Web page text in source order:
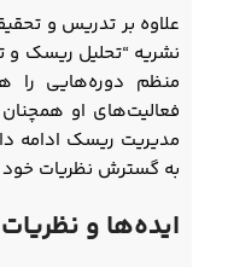
نشریه “تحلیل ریسک
منظم دوره‌هایی را
فعالیت‌های او
مدیریت ریسک ادامه
به گسترش نظریات خود
ایده‌ها و